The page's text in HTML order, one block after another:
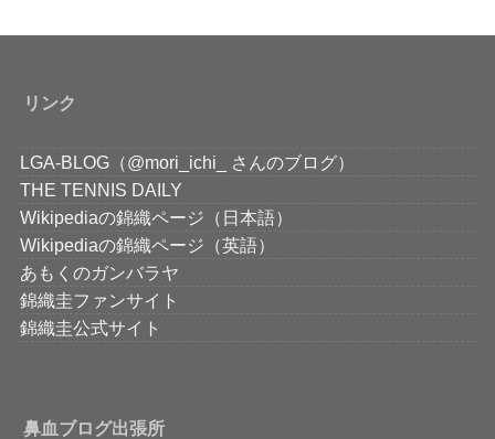
リンク
LGA-BLOG（@mori_ichi_ さんのブログ）
THE TENNIS DAILY
Wikipediaの錦織ページ（日本語）
Wikipediaの錦織ページ（英語）
あもくのガンバラヤ
錦織圭ファンサイト
錦織圭公式サイト
鼻血ブログ出張所